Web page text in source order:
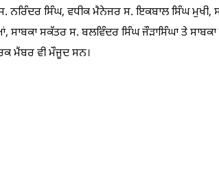
ਨਰਿੰਦਰ ਸਿੰਘ, ਵਧੀਕ ਮੈਨੇਜਰ ਸ. ਇਕਬਾਲ ਸਿੰਘ ਮੁਖੀ,
ਸਾਬਕਾ ਸਕੱਤਰ ਸ. ਬਲਵਿੰਦਰ ਸਿੰਘ ਜੌੜਾਸਿੰਘਾ ਤੇ
ਮੈਂਬਰ ਵੀ ਮੌਜੂਦ ਸਨ।